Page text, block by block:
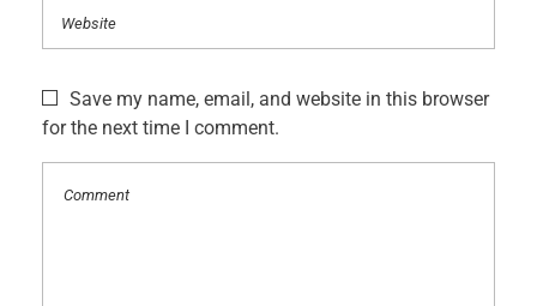
Save my name, email, and website in this browser
for the next time I comment.